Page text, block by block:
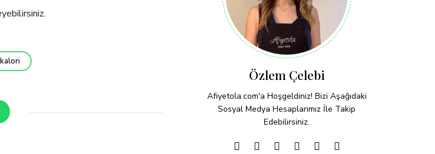
Özlem Çelebi
Afiyetola.com'a Hoşgeldiniz! Bizi Aşağıdaki
Sosyal Medya Hesaplarımız İle Takip
Edebilirsiniz.